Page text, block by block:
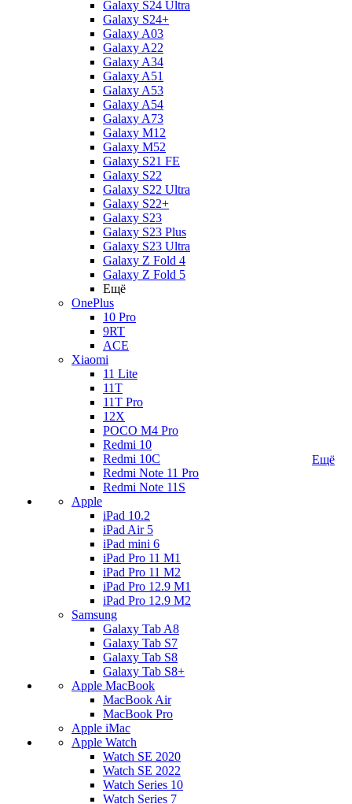
Galaxy S24 Ultra
Galaxy S24+
Galaxy A03
Galaxy A22
Galaxy A34
Galaxy A51
Galaxy A53
Galaxy A54
Galaxy A73
Galaxy M12
Galaxy M52
Galaxy S21 FE
Galaxy S22
Galaxy S22 Ultra
Galaxy S22+
Galaxy S23
Galaxy S23 Plus
Galaxy S23 Ultra
Galaxy Z Fold 4
Galaxy Z Fold 5
Ещё
OnePlus
10 Pro
9RT
ACE
Xiaomi
11 Lite
11T
11T Pro
12X
POCO M4 Pro
Redmi 10
Redmi 10C
Redmi Note 11 Pro
Redmi Note 11S
Apple
iPad 10.2
iPad Air 5
iPad mini 6
iPad Pro 11 M1
iPad Pro 11 M2
iPad Pro 12.9 M1
iPad Pro 12.9 M2
Samsung
Galaxy Tab A8
Galaxy Tab S7
Galaxy Tab S8
Galaxy Tab S8+
Apple MacBook
MacBook Air
MacBook Pro
Apple iMac
Apple Watch
Watch SE 2020
Watch SE 2022
Watch Series 10
Watch Series 7
Ещё